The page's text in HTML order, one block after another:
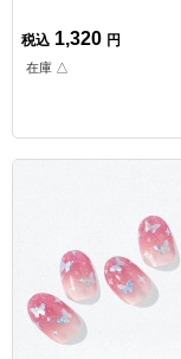
税込 1,320 円
在庫 △